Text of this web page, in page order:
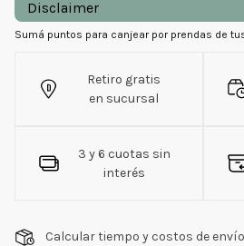
Sumá puntos para canjear por prendas de
Retiro gratis
en sucursal
3 y 6 cuotas sin
interés
Calcular tiempo y costos de envío